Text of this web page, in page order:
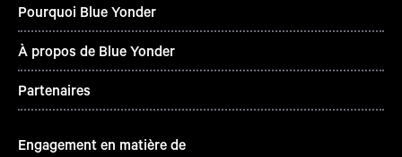
Pourquoi Blue Yonder
À propos de Blue Yonder
Partenaires
Engagement en matière de